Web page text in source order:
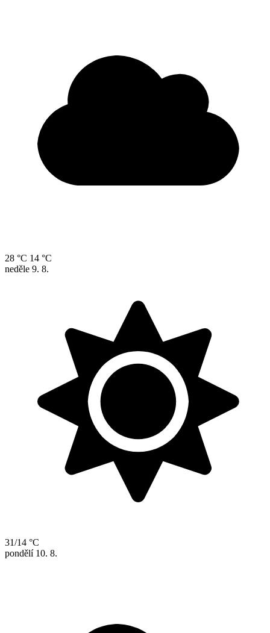
28 °C 14 °C
neděle 9. 8.
31/14 °C
pondělí 10. 8.